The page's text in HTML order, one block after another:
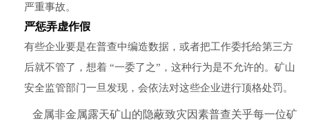
严重事故。
严惩弄虚作假
有些企业要是在普查中编造数据，或者把工作委托给第三方
后就不管了，想着 “一委了之”，这种行为是不允许的。矿山
安全监管部门一旦发现，会依法对这些企业进行顶格处罚。
金属非金属露天矿山的隐蔽致灾因素普查关乎每一位矿